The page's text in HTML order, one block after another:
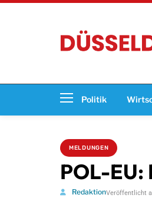
Politik
MELDUNGEN
POL-
RedaktionVeröffentlicht